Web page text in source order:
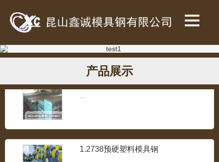
产品展示
SKH-9高速钢
...
1.2738预硬塑料模具钢